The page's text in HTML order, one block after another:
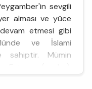
sevgili
alması ve yüce
etmesi gibi
ve İslami
Mümin